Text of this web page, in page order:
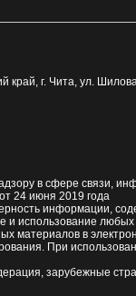
край, г. Чита, ул.
в сфере связи,
24 июня 2019 года
информации,
использование
материалов в
При
зарубежные